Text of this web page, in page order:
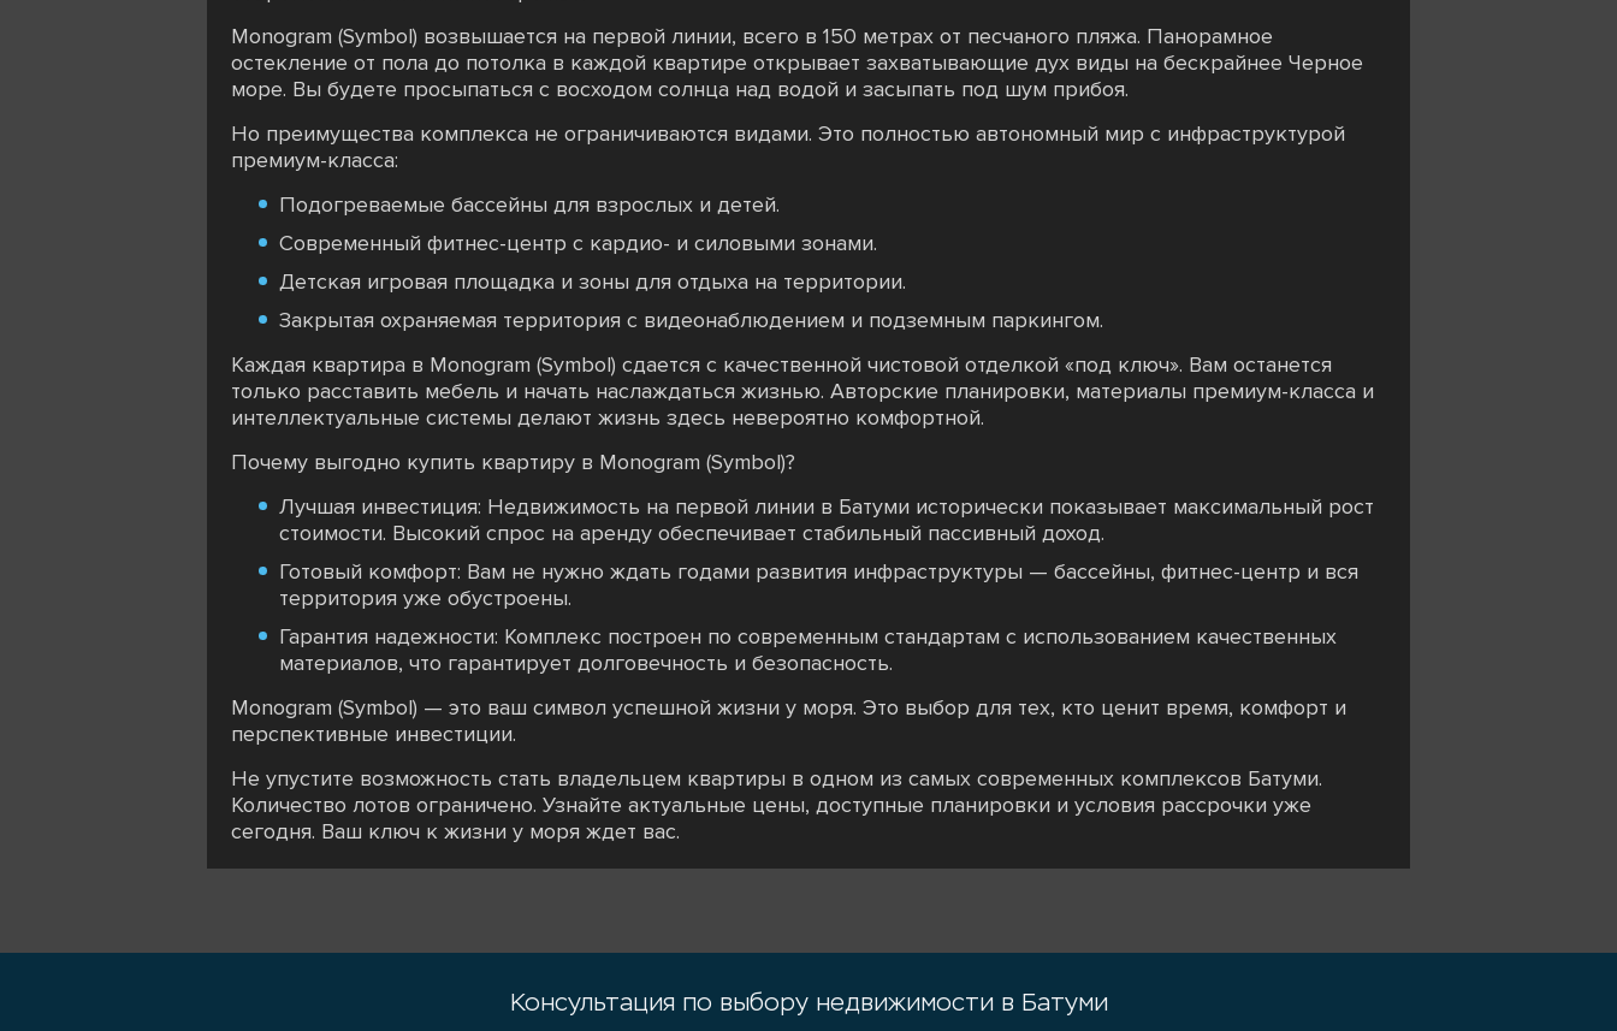
Monogram (Symbol) возвышается на первой линии, всего в 150 метрах от песчаного пляжа. Панорамное
остекление от пола до потолка в каждой квартире открывает захватывающие дух виды на бескрайнее Черное
море. Вы будете просыпаться с восходом солнца над водой и засыпать под шум прибоя.
Но преимущества комплекса не ограничиваются видами. Это полностью автономный мир с инфраструктурой
премиум-класса:
Подогреваемые бассейны для взрослых и детей.
Современный фитнес-центр с кардио- и силовыми зонами.
Детская игровая площадка и зоны для отдыха на территории.
Закрытая охраняемая территория с видеонаблюдением и подземным паркингом.
Каждая квартира в Monogram (Symbol) сдается с качественной чистовой отделкой «под ключ». Вам останется
только расставить мебель и начать наслаждаться жизнью. Авторские планировки, материалы премиум-класса и
интеллектуальные системы делают жизнь здесь невероятно комфортной.
Почему выгодно купить квартиру в Monogram (Symbol)?
Лучшая инвестиция: Недвижимость на первой линии в Батуми исторически показывает максимальный рост
стоимости. Высокий спрос на аренду обеспечивает стабильный пассивный доход.
Готовый комфорт: Вам не нужно ждать годами развития инфраструктуры — бассейны, фитнес-центр и вся
территория уже обустроены.
Гарантия надежности: Комплекс построен по современным стандартам с использованием качественных
материалов, что гарантирует долговечность и безопасность.
Monogram (Symbol) — это ваш символ успешной жизни у моря. Это выбор для тех, кто ценит время, комфорт и
перспективные инвестиции.
Не упустите возможность стать владельцем квартиры в одном из самых современных комплексов Батуми.
Количество лотов ограничено. Узнайте актуальные цены, доступные планировки и условия рассрочки уже
сегодня. Ваш ключ к жизни у моря ждет вас.
Консультация по выбору недвижимости в Батуми